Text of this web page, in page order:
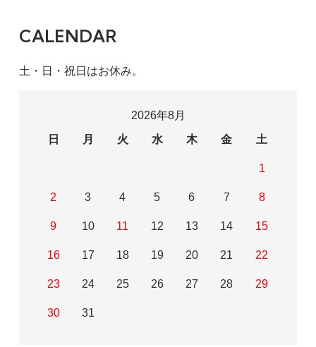
CALENDAR
土・日・祝日はお休み。
2026年8月
日
月 火 水 木 金 土
1
2 3 4 5 6 7 8
9 10 11 12 13 14 15
16 17 18 19 20 21 22
23 24 25 26 27 28 29
30 31